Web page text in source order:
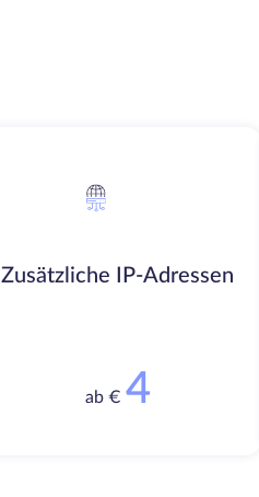
Zusätzliche IP-Adressen
ab € 4